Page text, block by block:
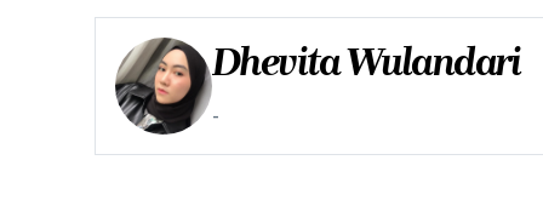
Dhevita Wulandari
-